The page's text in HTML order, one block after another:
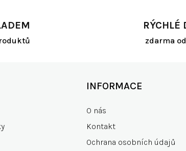
RÝCHLÉ
zdarma
INFORMACE
O nás
Kontakt
Ochrana osobních údajů